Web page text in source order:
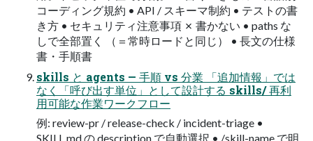
コーディング規約 • API / スキーマ制約 • テストの書
き方 • セキュリティ注意事項 ✗ 書かない • paths な
しで全部置く （＝常時ロードと同じ） • 長文の仕様
書・手順書
skills と agents — 手順 vs 分業 「追加情報」では
なく「呼び出す単位」として設計する skills/ 再利
用可能な作業ワークフロー
例: review-pr / release-check / incident-triage •
SKILL.md の description で自動選択 • /skill-name で明